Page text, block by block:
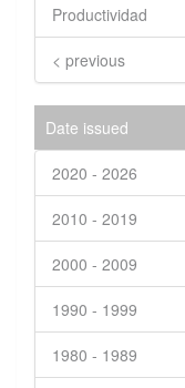
Productividad
< previous
Date issued
2020 - 2026
2010 - 2019
2000 - 2009
1990 - 1999
1980 - 1989